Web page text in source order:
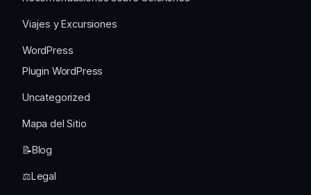
Viajes y Excursiones
WordPress
Plugin WordPress
Uncategorized
Mapa del Sitio
📝Blog
⚖️Legal